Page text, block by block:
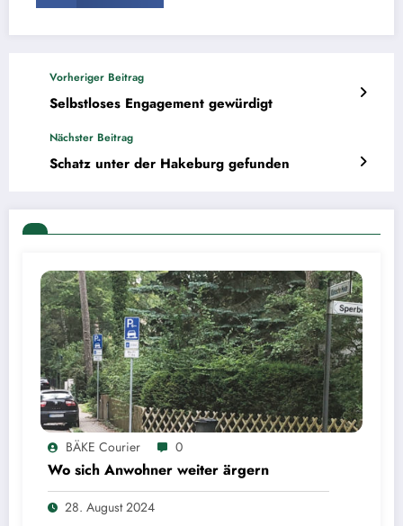
Vorheriger Beitrag
Selbstloses Engagement gewürdigt
Nächster Beitrag
Schatz unter der Hakeburg gefunden
BÄKE Courier 0
Wo sich Anwohner weiter ärgern
28. August 2024